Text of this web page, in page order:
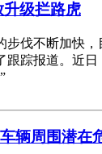
升级拦路虎
伐不断加快
跟踪报道。近
辆周围潜在